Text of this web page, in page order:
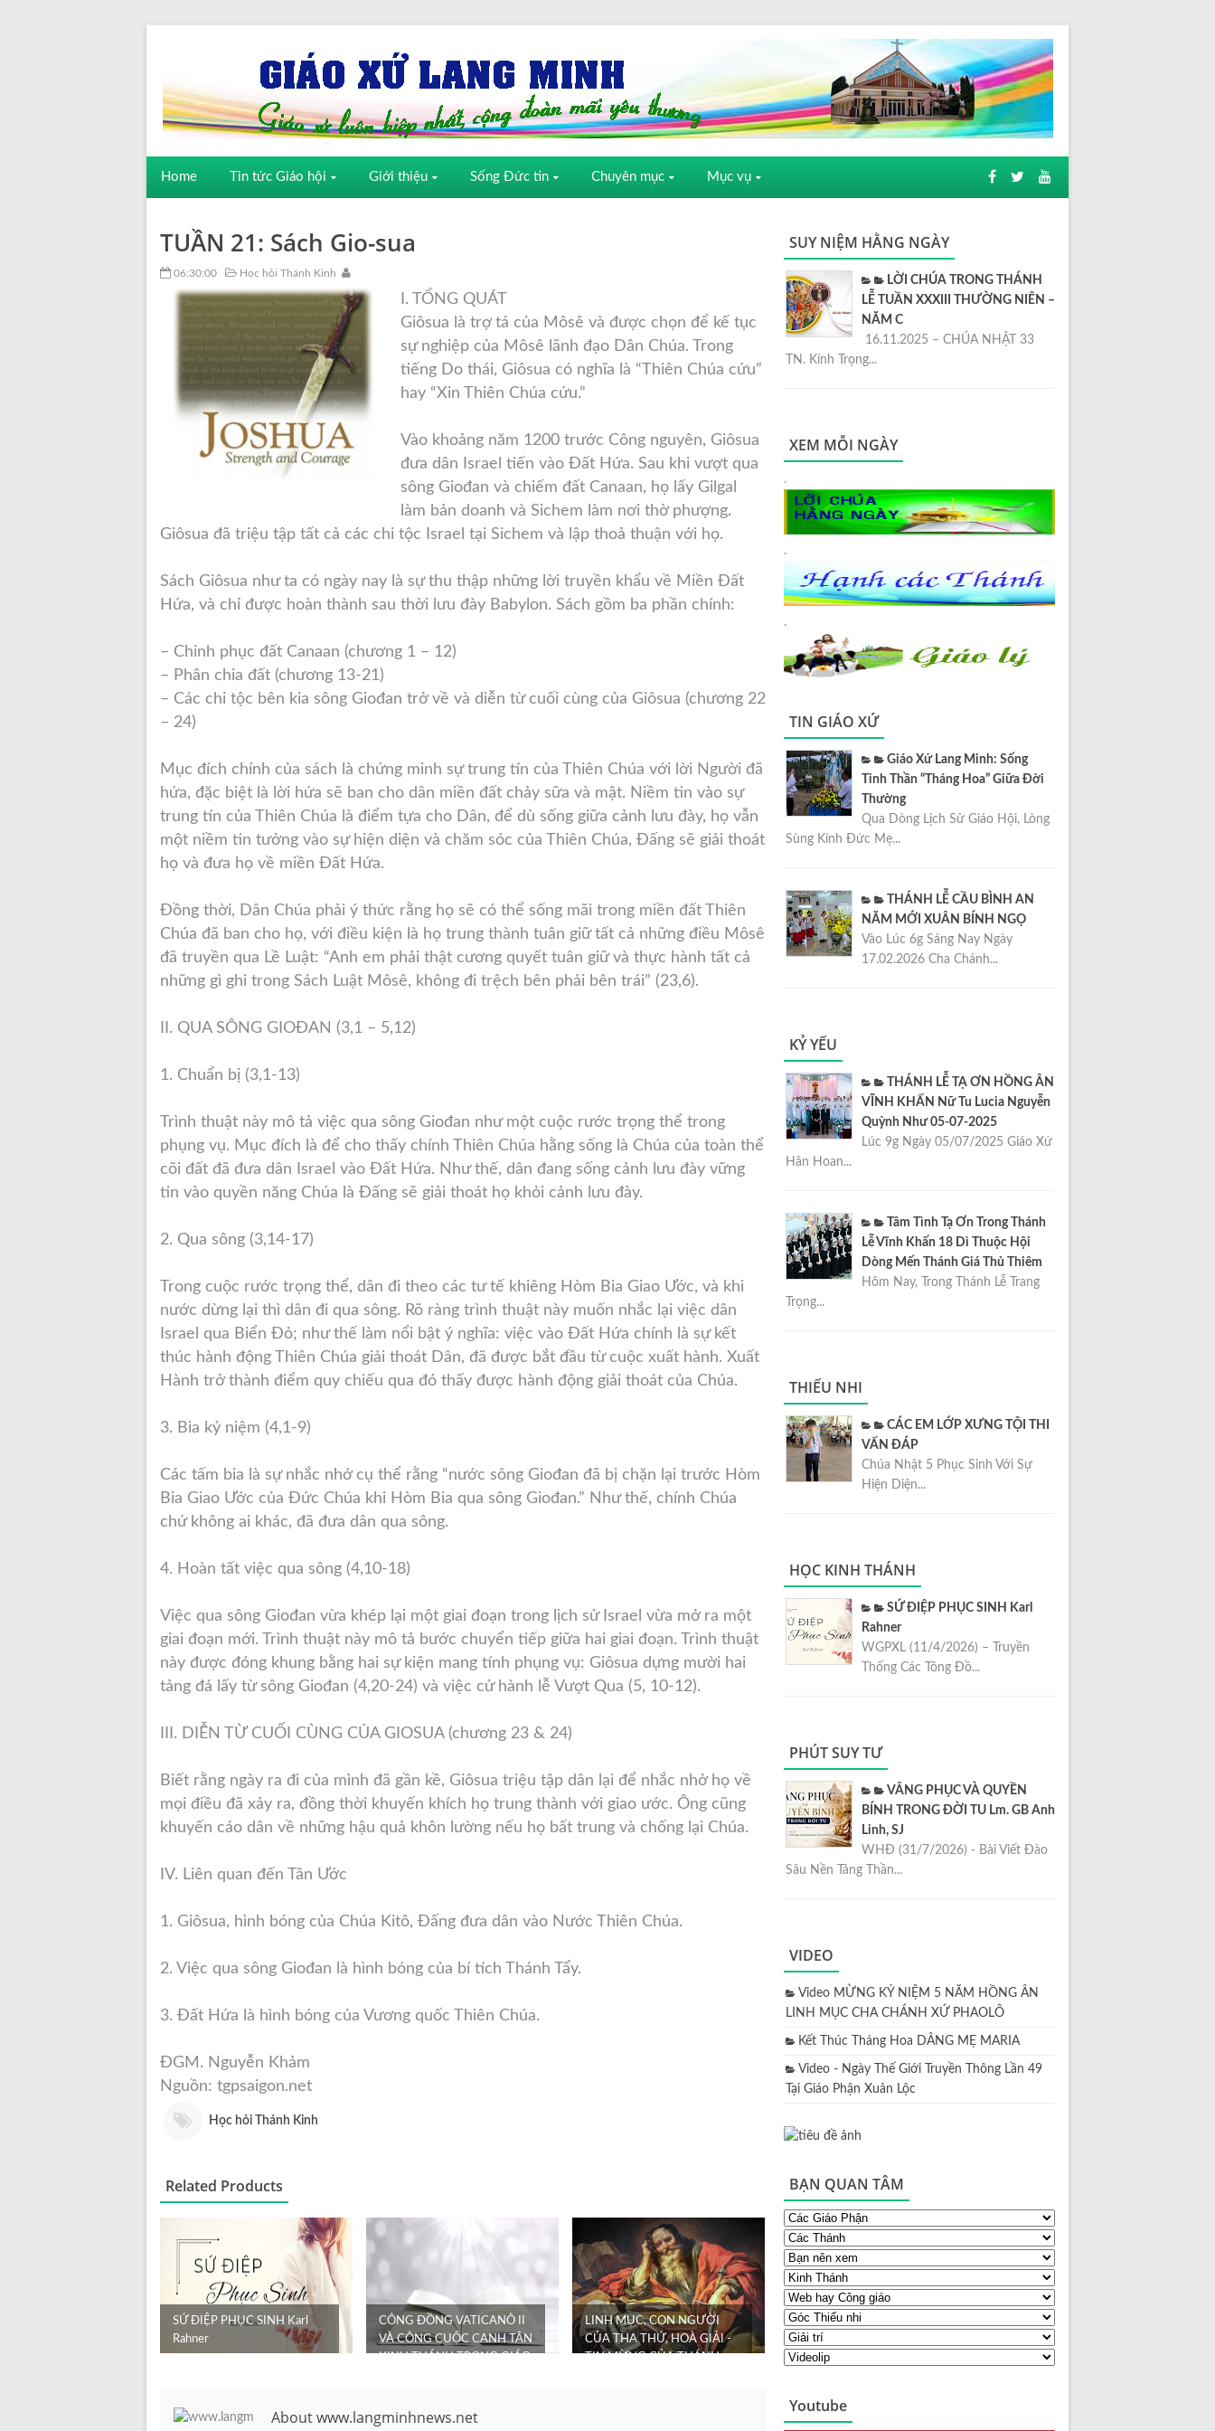
Home Tin tức Giáo hội Giới thiệu Sống Đức tin Chuyên mục Mục vụ
TUẦN 21: Sách Gio-sua
06:30:00 Học hỏi Thánh Kinh
I. TỔNG QUÁT
Giôsua là trợ tá của Môsê và được chọn để kế tục
sự nghiệp của Môsê lãnh đạo Dân Chúa. Trong
tiếng Do thái, Giôsua có nghĩa là “Thiên Chúa cứu”
hay “Xin Thiên Chúa cứu.”
Vào khoảng năm 1200 trước Công nguyên, Giôsua
đưa dân Israel tiến vào Đất Hứa. Sau khi vượt qua
sông Giođan và chiếm đất Canaan, họ lấy Gilgal
làm bản doanh và Sichem làm nơi thờ phượng.
Giôsua đã triệu tập tất cả các chi tộc Israel tại Sichem và lập thoả thuận với họ.
Sách Giôsua như ta có ngày nay là sự thu thập những lời truyền khẩu về Miền Đất
Hứa, và chỉ được hoàn thành sau thời lưu đày Babylon. Sách gồm ba phần chính:
– Chinh phục đất Canaan (chương 1 – 12)
– Phân chia đất (chương 13-21)
– Các chi tộc bên kia sông Giođan trở về và diễn từ cuối cùng của Giôsua (chương 22
– 24)
Mục đích chính của sách là chứng minh sự trung tín của Thiên Chúa với lời Người đã
hứa, đặc biệt là lời hứa sẽ ban cho dân miền đất chảy sữa và mật. Niềm tin vào sự
trung tín của Thiên Chúa là điểm tựa cho Dân, để dù sống giữa cảnh lưu đày, họ vẫn
một niềm tin tưởng vào sự hiện diện và chăm sóc của Thiên Chúa, Đấng sẽ giải thoát
họ và đưa họ về miền Đất Hứa.
Đồng thời, Dân Chúa phải ý thức rằng họ sẽ có thể sống mãi trong miền đất Thiên
Chúa đã ban cho họ, với điều kiện là họ trung thành tuân giữ tất cả những điều Môsê
đã truyền qua Lề Luật: “Anh em phải thật cương quyết tuân giữ và thực hành tất cả
những gì ghi trong Sách Luật Môsê, không đi trệch bên phải bên trái” (23,6).
II. QUA SÔNG GIOĐAN (3,1 – 5,12)
1. Chuẩn bị (3,1-13)
Trình thuật này mô tả việc qua sông Giođan như một cuộc rước trọng thể trong
phụng vụ. Mục đích là để cho thấy chính Thiên Chúa hằng sống là Chúa của toàn thể
cõi đất đã đưa dân Israel vào Đất Hứa. Như thế, dân đang sống cảnh lưu đày vững
tin vào quyền năng Chúa là Đấng sẽ giải thoát họ khỏi cảnh lưu đày.
2. Qua sông (3,14-17)
Trong cuộc rước trọng thể, dân đi theo các tư tế khiêng Hòm Bia Giao Ước, và khi
nước dừng lại thì dân đi qua sông. Rõ ràng trình thuật này muốn nhắc lại việc dân
Israel qua Biển Đỏ; như thế làm nổi bật ý nghĩa: việc vào Đất Hứa chính là sự kết
thúc hành động Thiên Chúa giải thoát Dân, đã được bắt đầu từ cuộc xuất hành. Xuất
Hành trở thành điểm quy chiếu qua đó thấy được hành động giải thoát của Chúa.
3. Bia kỷ niệm (4,1-9)
Các tấm bia là sự nhắc nhớ cụ thể rằng “nước sông Giođan đã bị chặn lại trước Hòm
Bia Giao Ước của Đức Chúa khi Hòm Bia qua sông Giođan.” Như thế, chính Chúa
chứ không ai khác, đã đưa dân qua sông.
4. Hoàn tất việc qua sông (4,10-18)
Việc qua sông Giođan vừa khép lại một giai đoạn trong lịch sử Israel vừa mở ra một
giai đoạn mới. Trình thuật này mô tả bước chuyển tiếp giữa hai giai đoạn. Trình thuật
này được đóng khung bằng hai sự kiện mang tính phụng vụ: Giôsua dựng mười hai
tảng đá lấy từ sông Giođan (4,20-24) và việc cử hành lễ Vượt Qua (5, 10-12).
III. DIỄN TỪ CUỐI CÙNG CỦA GIOSUA (chương 23 & 24)
Biết rằng ngày ra đi của mình đã gần kề, Giôsua triệu tập dân lại để nhắc nhở họ về
mọi điều đã xảy ra, đồng thời khuyến khích họ trung thành với giao ước. Ông cũng
khuyến cáo dân về những hậu quả khôn lường nếu họ bất trung và chống lại Chúa.
IV. Liên quan đến Tân Ước
1. Giôsua, hình bóng của Chúa Kitô, Đấng đưa dân vào Nước Thiên Chúa.
2. Việc qua sông Giođan là hình bóng của bí tích Thánh Tẩy.
3. Đất Hứa là hình bóng của Vương quốc Thiên Chúa.
ĐGM. Nguyễn Khảm
Nguồn: tgpsaigon.net
Học hỏi Thánh Kinh
Related Products
SỨ ĐIỆP PHỤC SINH Karl
Rahner
CÔNG ĐỒNG VATICANÔ II
VÀ CÔNG CUỘC CANH TÂN
KINH THÁNH TRONG GIÁO
LINH MỤC, CON NGƯỜI
CỦA THA THỨ, HOÀ GIẢI -
TIN MỪNG CỦA THÁNH
About www.langminhnews.net
SUY NIỆM HẰNG NGÀY
LỜI CHÚA TRONG THÁNH
LỄ TUẦN XXXIII THƯỜNG NIÊN –
NĂM C
16.11.2025 – CHÚA NHẬT 33
TN. Kính Trọng...
XEM MỖI NGÀY
.
.
.
TIN GIÁO XỨ
Giáo Xứ Lang Minh: Sống
Tinh Thần “Tháng Hoa” Giữa Đời
Thường
Qua Dòng Lịch Sử Giáo Hội, Lòng
Sùng Kính Đức Mẹ...
THÁNH LỄ CẦU BÌNH AN
NĂM MỚI XUÂN BÍNH NGỌ
Vào Lúc 6g Sáng Nay Ngày
17.02.2026 Cha Chánh...
KỶ YẾU
THÁNH LỄ TẠ ƠN HỒNG ÂN
VĨNH KHẤN Nữ Tu Lucia Nguyễn
Quỳnh Như 05-07-2025
Lúc 9g Ngày 05/07/2025 Giáo Xứ
Hân Hoan...
Tâm Tình Tạ Ơn Trong Thánh
Lễ Vĩnh Khấn 18 Dì Thuộc Hội
Dòng Mến Thánh Giá Thủ Thiêm
Hôm Nay, Trong Thánh Lễ Trang
Trọng...
THIẾU NHI
CÁC EM LỚP XƯNG TỘI THI
VẤN ĐÁP
Chúa Nhật 5 Phục Sinh Với Sự
Hiện Diện...
HỌC KINH THÁNH
SỨ ĐIỆP PHỤC SINH Karl
Rahner
WGPXL (11/4/2026) – Truyền
Thống Các Tông Đồ...
PHÚT SUY TƯ
VÂNG PHỤC VÀ QUYỀN
BÍNH TRONG ĐỜI TU Lm. GB Anh
Linh, SJ
WHĐ (31/7/2026) - Bài Viết Đào
Sâu Nền Tảng Thần...
VIDEO
Video MỪNG KỶ NIỆM 5 NĂM HỒNG ÂN
LINH MỤC CHA CHÁNH XỨ PHAOLÔ
Kết Thúc Tháng Hoa DÂNG MẸ MARIA
Video - Ngày Thế Giới Truyền Thông Lần 49
Tại Giáo Phận Xuân Lộc
BẠN QUAN TÂM
Youtube